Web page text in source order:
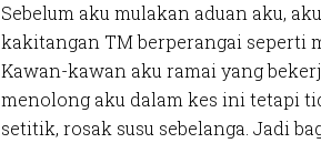
Sebelum aku mulakan aduan aku,
kakitangan TM berperangai seperti
Kawan-kawan aku ramai yang
menolong aku dalam kes ini tetapi
setitik, rosak susu sebelanga. Jadi